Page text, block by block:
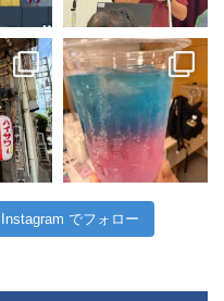
Instagram でフォロー